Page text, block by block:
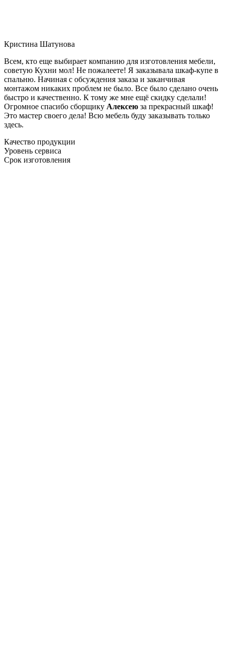
Кристина Шатунова
Всем, кто еще выбирает компанию для изготовления мебели,
советую Кухни мол! Не пожалеете! Я заказывала шкаф-купе в
спальню. Начиная с обсуждения заказа и заканчивая
монтажом никаких проблем не было. Все было сделано очень
быстро и качественно. К тому же мне ещё скидку сделали!
Огромное спасибо сборщику Алексею за прекрасный шкаф!
Это мастер своего дела! Всю мебель буду заказывать только
здесь.
Качество продукции
Уровень сервиса
Срок изготовления